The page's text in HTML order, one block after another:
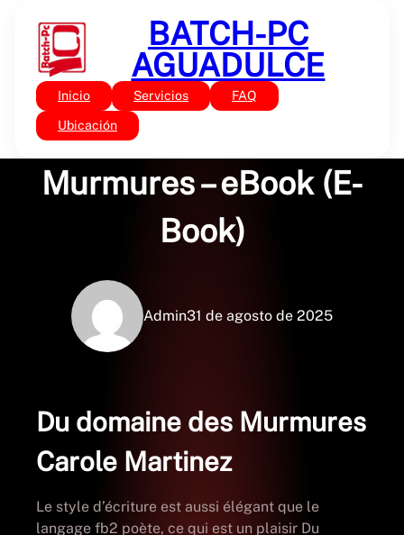
contenido
BATCH-PC
AGUADULCE
Inicio Servicios FAQ
Ubicación
Sin categoría
Du domaine des
Murmures – eBook (E-
Book)
Admin31 de agosto de 2025
Du domaine des Murmures
Carole Martinez
Le style d’écriture est aussi élégant que le
langage fb2 poète, ce qui est un plaisir Du